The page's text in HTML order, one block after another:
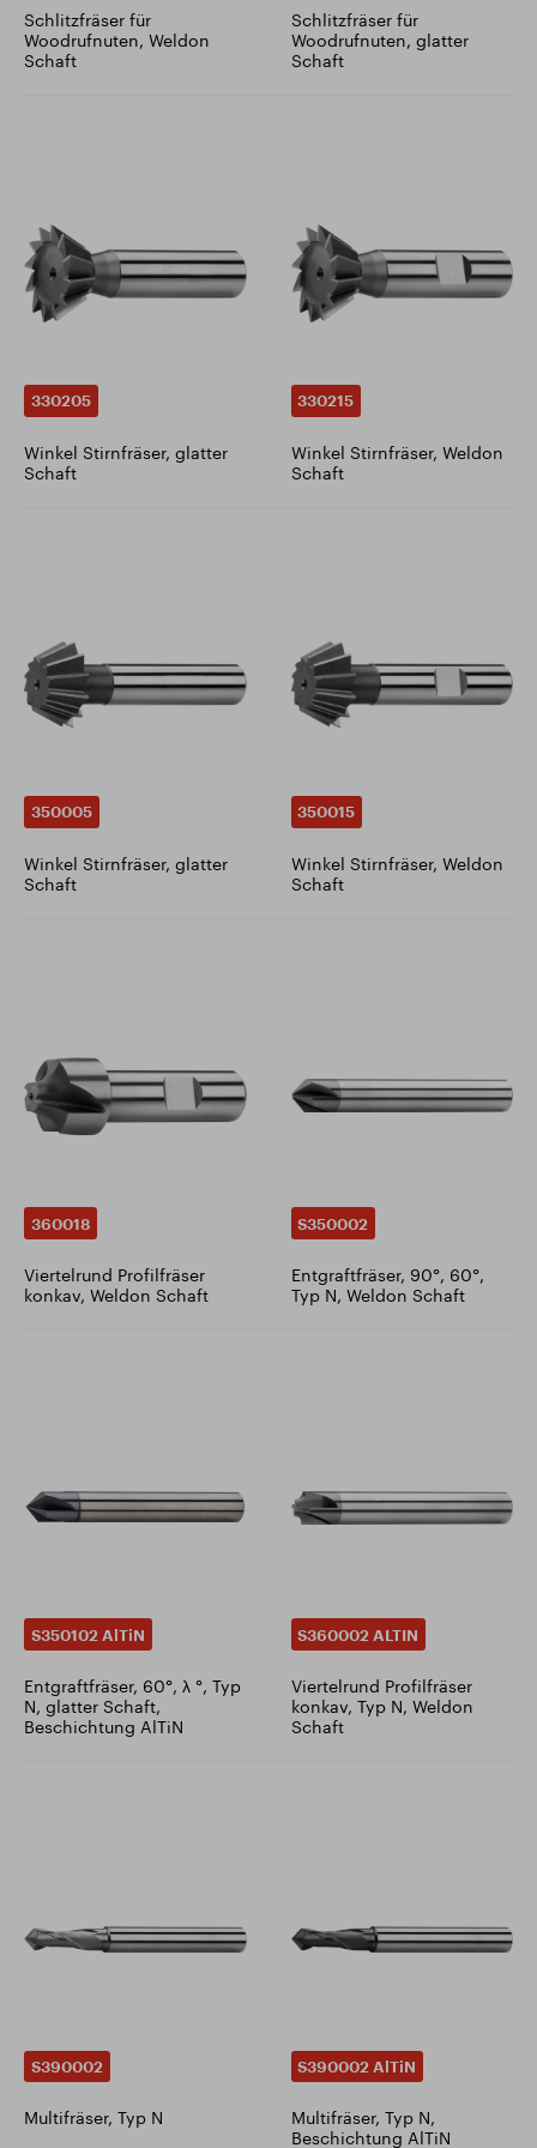
Schlitzfräser für
Woodrufnuten, Weldon
Schaft
Schlitzfräser für
Woodrufnuten, glatter
Schaft
330205
Winkel Stirnfräser, glatter
Schaft
330215
Winkel Stirnfräser, Weldon
Schaft
350005
Winkel Stirnfräser, glatter
Schaft
350015
Winkel Stirnfräser, Weldon
Schaft
360018
Viertelrund Profilfräser
konkav, Weldon Schaft
S350002
Entgraftfräser, 90°, 60°,
Typ N, Weldon Schaft
S350102 AlTiN
Entgraftfräser, 60°, λ °, Typ
N, glatter Schaft,
Beschichtung AlTiN
S360002 ALTIN
Viertelrund Profilfräser
konkav, Typ N, Weldon
Schaft
S390002
Multifräser, Typ N
S390002 AlTiN
Multifräser, Typ N,
Beschichtung AlTiN